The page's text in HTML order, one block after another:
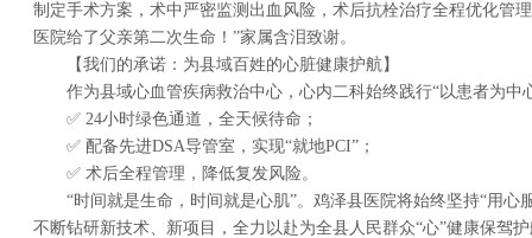
制定手术方案，术中严密监测出血风险，术后抗栓治疗全程优化管
医院给了父亲第二次生命！”家属含泪致谢。
【我们的承诺：为县域百姓的心脏健康护航】
作为县域心血管疾病救治中心，心内二科始终践行“以患者为中
✅ 24小时绿色通道，全天候待命；
✅ 配备先进DSA导管室，实现“就地PCI”；
✅ 术后全程管理，降低复发风险。
“时间就是生命，时间就是心肌”。鸡泽县医院将始终坚持“用心
不断钻研新技术、新项目，全力以赴为全县人民群众“心”健康保驾